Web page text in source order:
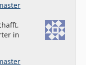
in